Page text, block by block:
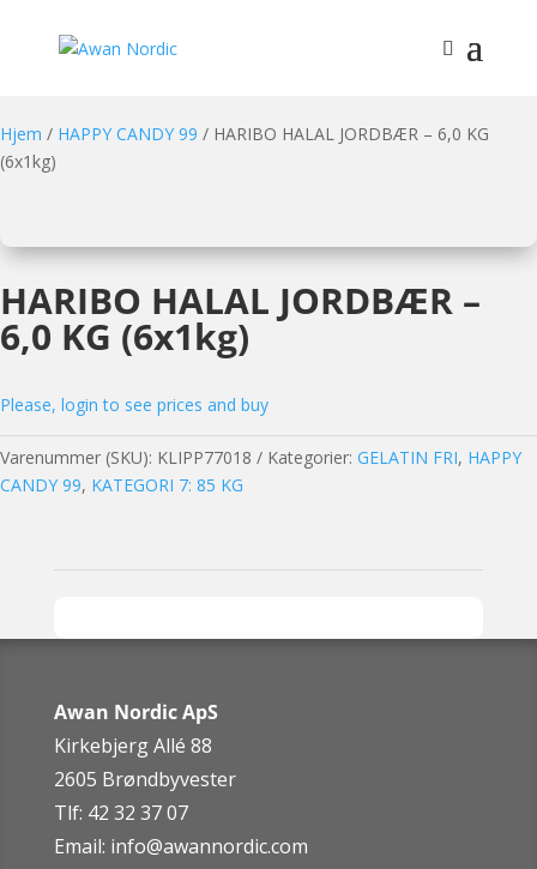
Hjem / HAPPY CANDY 99 / HARIBO HALAL JORDBÆR – 6,0 KG
(6x1kg)
HARIBO HALAL JORDBÆR –
6,0 KG (6x1kg)
Please, login to see prices and buy
Varenummer (SKU): KLIPP77018 Kategorier: GELATIN FRI, HAPPY
CANDY 99, KATEGORI 7: 85 KG
Awan Nordic ApS
Kirkebjerg Allé 88
2605 Brøndbyvester
Tlf: 42 32 37 07
Email: info@awannordic.com